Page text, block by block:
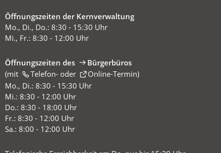
Öffnungszeiten der Kernverwaltung
Mo., Di., Do.: 8:30 - 15:30 Uhr
Mi., Fr.: 8:30 - 12:00 Uhr
Öffnungszeiten des
Bürgerbüros
(mit
Telefon-oder Online-Termin
(Öffnet
in
einem
neuen
Tab)
)
Mo., Di.: 8:30 - 15:30 Uhr
Mi.: 8:30 - 12:00 Uhr
Do.: 8:30 - 18:00 Uhr
Fr.: 8:30 - 12:00 Uhr
Sa.: 8:00 - 12:00 Uhr